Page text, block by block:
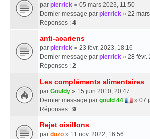
par pierrick » 05 mars 2023, 11:50
Dernier message par pierrick » 22
Réponses : 4
anti-acariens
par pierrick » 23 févr. 2023, 18:16
Dernier message par pierrick » 28 févr.
Réponses : 2
Les compléments alimentaires
par Gouldy » 15 juin 2010, 20:47
Dernier message par gould 44 » 07
Réponses : 9
Rejet oisillons
par duzo » 11 nov. 2022, 16:56